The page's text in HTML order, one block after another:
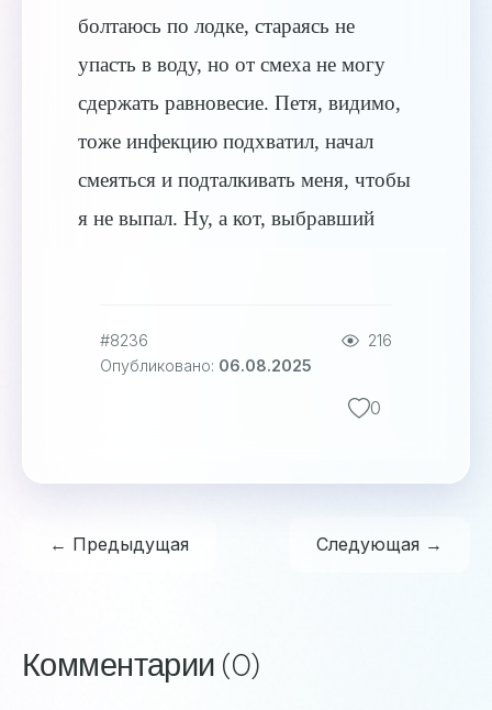
болтаюсь по лодке, стараясь не
упасть в воду, но от смеха не могу
сдержать равновесие. Петя, видимо,
тоже инфекцию подхватил, начал
смеяться и подталкивать меня, чтобы
я не выпал. Ну, а кот, выбравший
#8236
216
Опубликовано: 06.08.2025
0
← Предыдущая Следующая →
Комментарии (0)